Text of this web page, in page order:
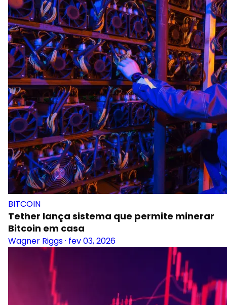
BITCOIN
Tether lança sistema que permite minerar
Bitcoin em casa
Wagner Riggs· fev 03, 2026